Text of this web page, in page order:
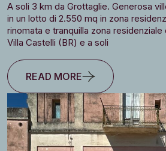
A soli 3 km da Grottaglie. Generosa
in un lotto di 2.550 mq in zona
rinomata e tranquilla zona residenziale
Villa Castelli (BR) e a soli
READ MORE